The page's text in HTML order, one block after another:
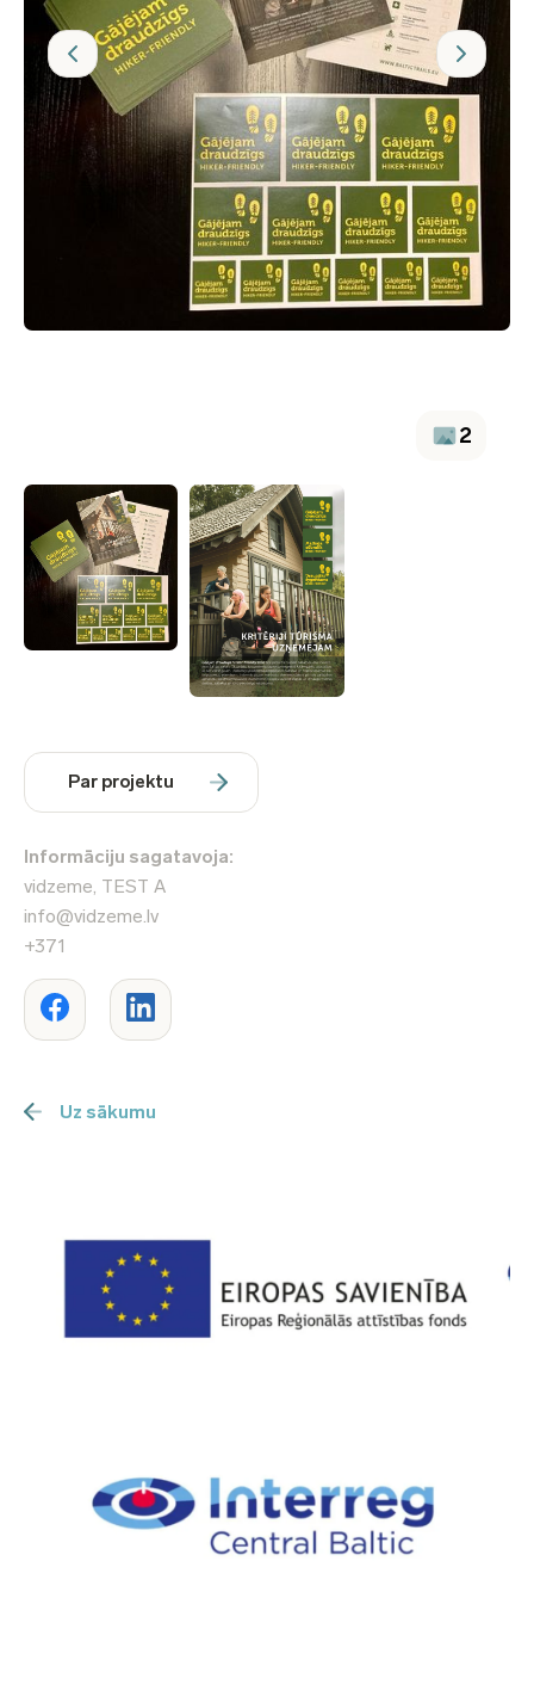
2
Par projektu
Informāciju sagatavoja:
vidzeme, TEST A
info@vidzeme.lv
+371
Uz sākumu